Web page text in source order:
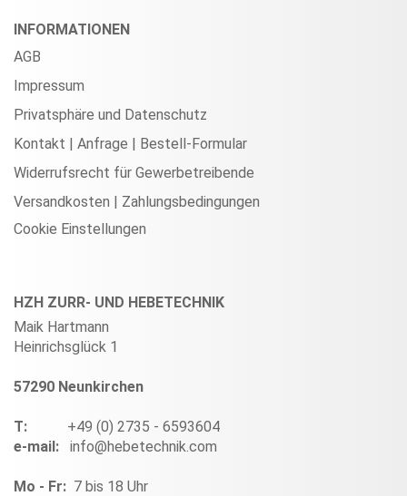
INFORMATIONEN
AGB
Impressum
Privatsphäre und Datenschutz
Kontakt | Anfrage | Bestell-Formular
Widerrufsrecht für Gewerbetreibende
Versandkosten | Zahlungsbedingungen
Cookie Einstellungen
HZH ZURR- UND HEBETECHNIK
Maik Hartmann
Heinrichsglück 1
57290 Neunkirchen
T: +49 (0) 2735 - 6593604
e-mail: info@hebetechnik.com
Mo - Fr: 7 bis 18 Uhr